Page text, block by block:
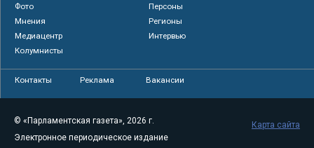
Фото
Персоны
Мнения
Регионы
Медиацентр
Интервью
Колумнисты
Контакты Реклама Вакансии
© «Парламентская газета», 2026 г.
Электронное периодическое издание
Карта сайта